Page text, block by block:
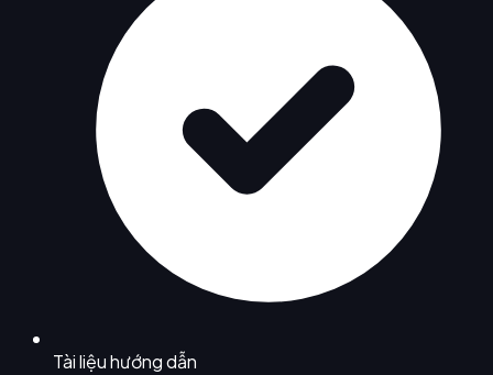
Tài liệu hướng dẫn